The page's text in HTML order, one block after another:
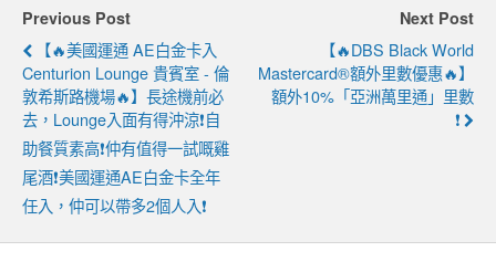
Previous Post
【🔥美國運通 AE白金卡入
Centurion Lounge 貴賓室 - 倫
敦希斯路機場🔥】長途機前必
去，lounge入面有得沖涼❗自
助餐質素高❗仲有值得一試嘅雞
尾酒❗美國運通AE白金卡全年
任入，仲可以帶多2個人入❗
Next Post
【🔥DBS Black World
Mastercard®額外里數優惠🔥】
額外10%「亞洲萬里通」里數
❗